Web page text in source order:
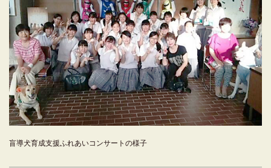
盲導犬育成支援ふれあいコンサートの様子